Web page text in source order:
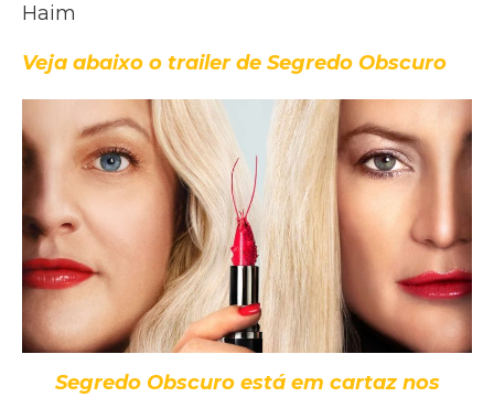
Haim
Veja abaixo o trailer de Segredo Obscuro
Segredo Obscuro está em cartaz nos